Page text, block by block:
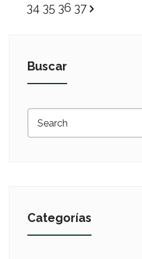
34 35 36 37
Buscar
Categorías